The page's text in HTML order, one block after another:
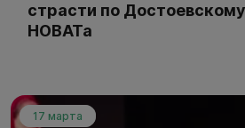
страсти по
НОВАТа
17 марта